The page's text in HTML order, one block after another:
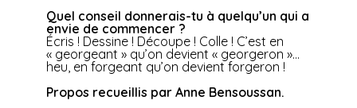
Quel conseil donnerais-tu à quelqu’un qui a
envie de commencer ?
Écris ! Dessine ! Découpe ! Colle ! C’est en
« georgeant » qu’on devient « georgeron »…
heu, en forgeant qu’on devient forgeron !
Propos recueillis par Anne Bensoussan.